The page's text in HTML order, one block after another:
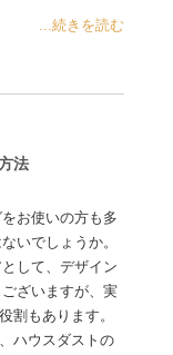
...続きを読む
法
お使いの方も多
いでしょうか。
して、デザイン
ざいますが、実
割もあります。
ハウスダストの